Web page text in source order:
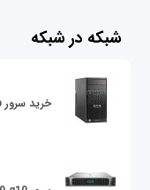
شبکه در شبکه
خرید سرور hp